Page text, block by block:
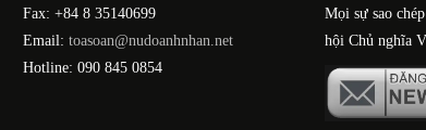
Fax: +84 8 35140699
Email: toasoan@nudoanhnhan.net
Hotline: 090 845 0854
Mọi sự sao
hội Chủ nghĩa